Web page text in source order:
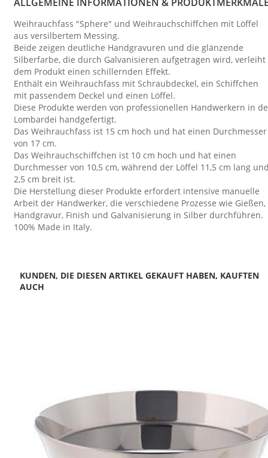
Weihrauchfass "Sphere" und Weihrauchschiffchen mit Löffel
aus versilbertem Messing.
Beide zeigen deutliche Handgravuren und die glänzende
Silberfarbe, die durch Galvanisieren aufgetragen wird, verleiht
dem Produkt einen schillernden Effekt.
Enthält ein Weihrauchfass mit Schraubdeckel, ein Schiffchen
mit passendem Deckel und einen Löffel.
Diese Produkte werden von professionellen Handwerkern in
Lombardei handgefertigt.
Das Weihrauchfass ist 15 cm hoch und hat einen Durchmesser
von 17 cm.
Das Weihrauchschiffchen ist 10 cm hoch und hat einen
Durchmesser von 10,5 cm, während der Löffel 11,5 cm lang
2,5 cm breit ist.
Die Herstellung dieser Produkte erfordert intensive manuelle
Arbeit der Handwerker, die verschiedene Prozesse wie Gießen,
Handgravur, Finish und Galvanisierung in Silber durchführen.
100% Made in Italy.
KUNDEN, DIE DIESEN ARTIKEL GEKAUFT HABEN, KAUFTEN
AUCH